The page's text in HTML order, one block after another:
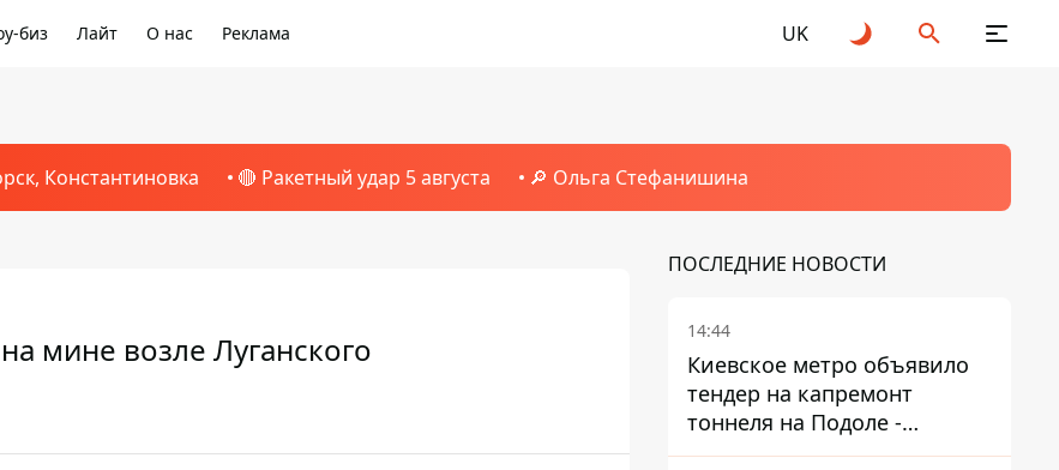
биз Лайт О нас Реклама UK
Константиновка 🔴 Ракетный удар 5 августа 🔎 Ольга Стефанишина
мине возле Луганского
ПОСЛЕДНИЕ НОВОСТИ
14:44
Киевское метро объявило
тендер на капремонт
тоннеля на Подоле -
продлится почти два года